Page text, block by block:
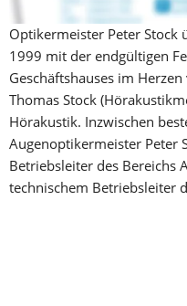
Stock in Solingen-Wald,
Optikermeister Peter Stock
1999 mit der endgültigen
Geschäftshauses im
Thomas Stock
Hörakustik. Inzwischen
Augenoptikermeister Peter
Betriebsleiter des Bereichs
technischem Betriebsleiter